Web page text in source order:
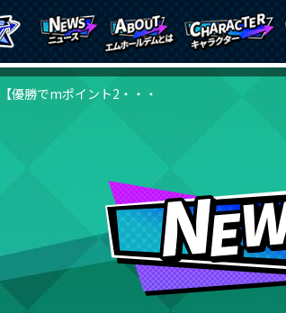
【優勝でmポイント2・・・